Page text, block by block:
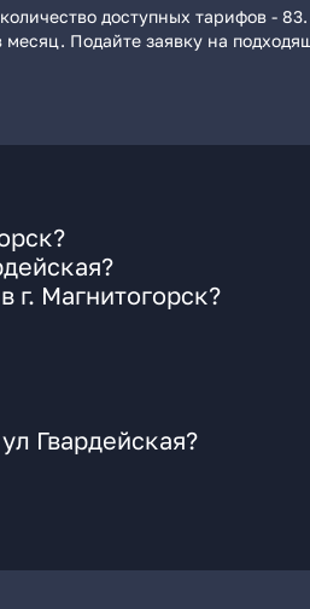
доступных тарифов -
Подайте заявку на
г. Магнитогорск?
Гвардейская?